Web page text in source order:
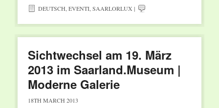
DEUTSCH EVENTI, SAARLORLUX |
Sichtwechsel am 19. März
2013 im Saarland.Museum |
Moderne Galerie
18TH MARCH 2013